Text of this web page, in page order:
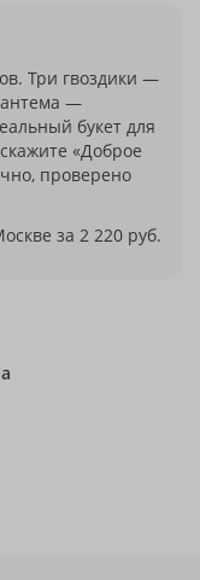
Три гвоздики —
—
букет для
«Доброе
проверено
за 2 220 руб.